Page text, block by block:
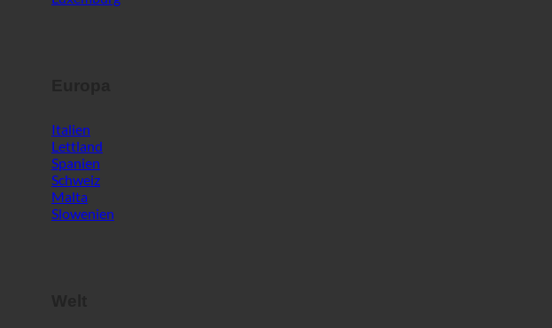
Italien
Lettland
Spanien
Schweiz
Malta
Slowenien